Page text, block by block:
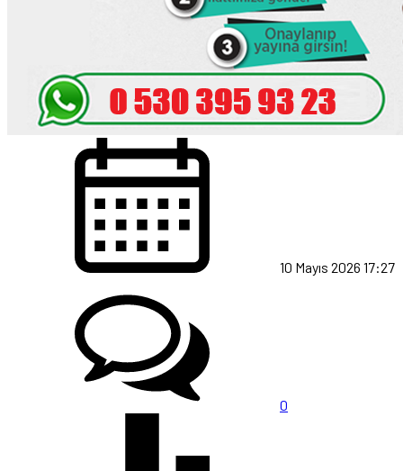
10 Mayıs 2026 17:27
0